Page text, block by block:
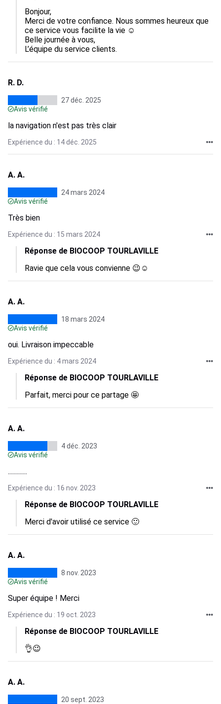
Bonjour,
Merci de votre confiance. Nous sommes heureux que
ce service vous facilite la vie ☺️
Belle journée à vous,
L’équipe du service clients.
R. D.
27 déc. 2025
Avis vérifié
la navigation n'est pas très clair
Expérience du : 14 déc. 2025
A. A.
24 mars 2024
Avis vérifié
Très bien
Expérience du : 15 mars 2024
Réponse de BIOCOOP TOURLAVILLE
Ravie que cela vous convienne 😉☺️
A. A.
18 mars 2024
Avis vérifié
oui. Livraison impeccable
Expérience du : 4 mars 2024
Réponse de BIOCOOP TOURLAVILLE
Parfait, merci pour ce partage 🤩
A. A.
4 déc. 2023
Avis vérifié
.............
Expérience du : 16 nov. 2023
Réponse de BIOCOOP TOURLAVILLE
Merci d'avoir utilisé ce service 🙂
A. A.
8 nov. 2023
Avis vérifié
Super équipe ! Merci
Expérience du : 19 oct. 2023
Réponse de BIOCOOP TOURLAVILLE
👌😉
A. A.
20 sept. 2023